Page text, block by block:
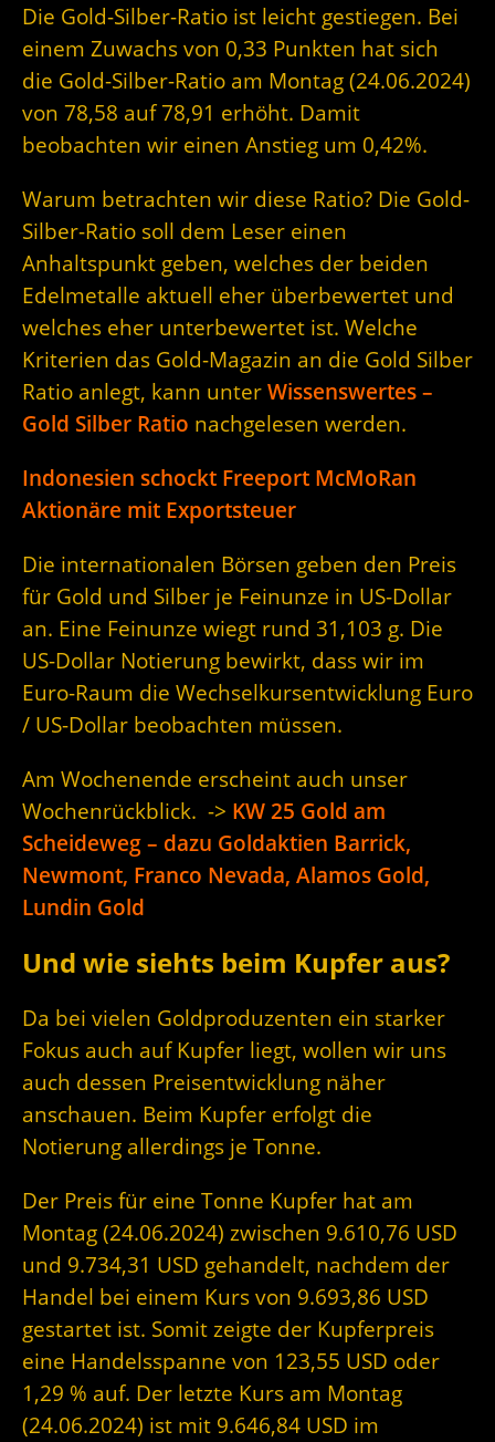
Die Gold-Silber-Ratio ist leicht gestiegen. Bei
einem Zuwachs von 0,33 Punkten hat sich
die Gold-Silber-Ratio am Montag (24.06.2024)
von 78,58 auf 78,91 erhöht. Damit
beobachten wir einen Anstieg um 0,42%.
Warum betrachten wir diese Ratio? Die Gold-
Silber-Ratio soll dem Leser einen
Anhaltspunkt geben, welches der beiden
Edelmetalle aktuell eher überbewertet und
welches eher unterbewertet ist. Welche
Kriterien das Gold-Magazin an die Gold Silber
Ratio anlegt, kann unter Wissenswertes –
Gold Silber Ratio nachgelesen werden.
Indonesien schockt Freeport McMoRan
Aktionäre mit Exportsteuer
Die internationalen Börsen geben den Preis
für Gold und Silber je Feinunze in US-Dollar
an. Eine Feinunze wiegt rund 31,103 g. Die
US-Dollar Notierung bewirkt, dass wir im
Euro-Raum die Wechselkursentwicklung Euro
/ US-Dollar beobachten müssen.
Am Wochenende erscheint auch unser
Wochenrückblick. -> KW 25 Gold am
Scheideweg – dazu Goldaktien Barrick,
Newmont, Franco Nevada, Alamos Gold,
Lundin Gold
Und wie siehts beim Kupfer aus?
Da bei vielen Goldproduzenten ein starker
Fokus auch auf Kupfer liegt, wollen wir uns
auch dessen Preisentwicklung näher
anschauen. Beim Kupfer erfolgt die
Notierung allerdings je Tonne.
Der Preis für eine Tonne Kupfer hat am
Montag (24.06.2024) zwischen 9.610,76 USD
und 9.734,31 USD gehandelt, nachdem der
Handel bei einem Kurs von 9.693,86 USD
gestartet ist. Somit zeigte der Kupferpreis
eine Handelsspanne von 123,55 USD oder
1,29 % auf. Der letzte Kurs am Montag
(24.06.2024) ist mit 9.646,84 USD im